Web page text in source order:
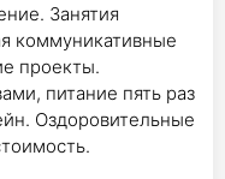
Занятия
коммуникативные
проекты.
питание пять раз
Оздоровительные